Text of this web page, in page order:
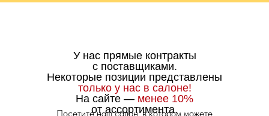
У нас прямые контракты
с поставщиками.
Некоторые позиции представлены
только у нас в салоне!
На сайте — менее 10%
от ассортимента.
Посетите наш салон, в котором можете